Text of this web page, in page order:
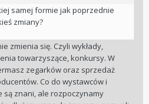
samej formie jak poprzednie
zmiany?
zmienia się. Czyli wykłady,
towarzyszące, konkursy. W
zegarków oraz sprzedaż
Co do wystawców i
są znani, ale rozpoczynamy